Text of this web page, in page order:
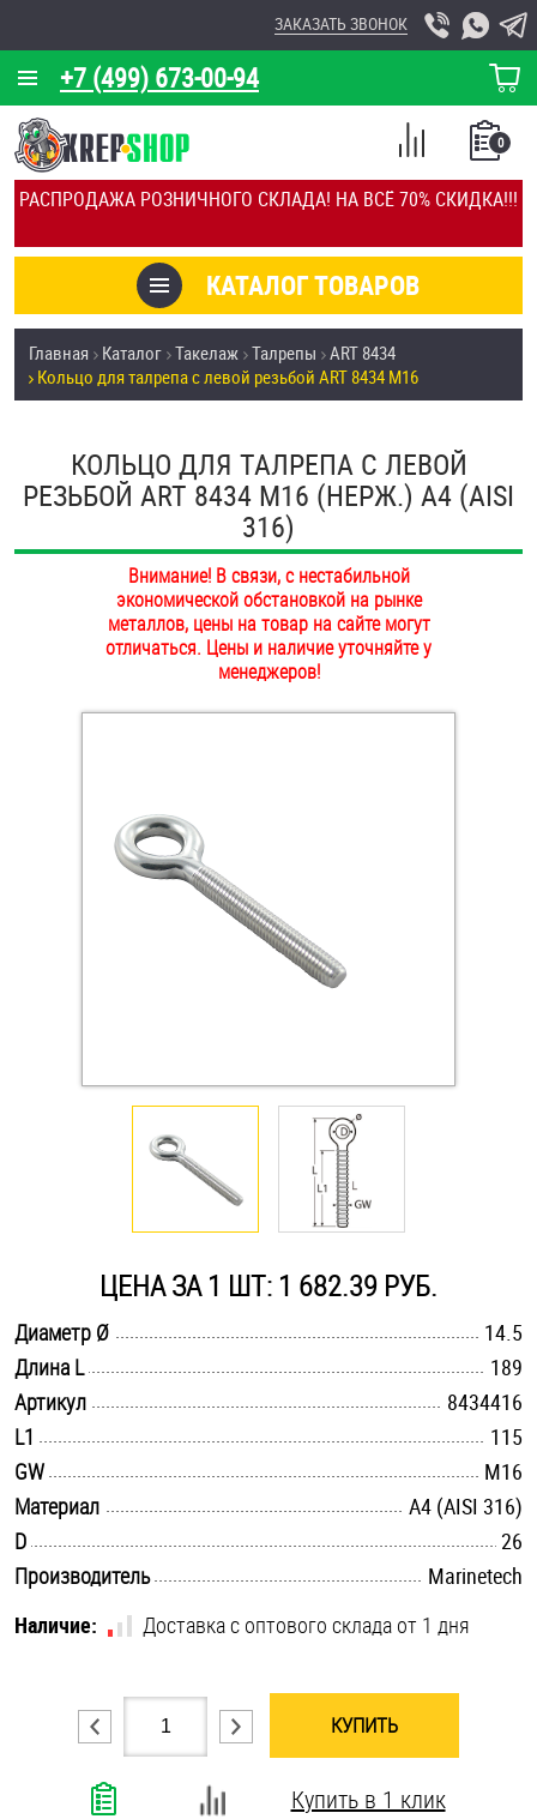
РАСПРОДАЖА РОЗНИЧНОГО СКЛАДА! НА ВСЁ 70% СКИДКА!!!
+7 (499) 673-00-94
ЗАКАЗАТЬ ЗВОНОК
КОРЗИНА
О КОМПАНИИ
КАЛЬКУЛЯТОР
ОТЗЫВЫ
УСЛУГИ
СКИДКИ
ОПТ
ПОКУПАТЕЛЯМ
ОПЛАТА И ДОСТАВКА
НАШИ МАГАЗИНЫ
КАТАЛОГ ТОВАРОВ
0
СПИСОК
СРАВНЕНИЕ
Товары со скидкой
Анкеры
Антивандальный крепёж, инструмент
Заклепки (Гайки-Заклепки)
Крюки, кольца с метрической резьбой
Оснастка и аксессуары для яхт
Стопорные кольца
Такелаж
Хомуты
Шпильки
Шплинты
Штифты и пальцы
Главная Каталог Такелаж Талрепы ART 8434
Кольцо для талрепа с левой резьбой ART 8434 М16
КОЛЬЦО ДЛЯ ТАЛРЕПА С ЛЕВОЙ
РЕЗЬБОЙ ART 8434 М16 (НЕРЖ.) A4 (AISI
316)
Внимание! В связи, с нестабильной
экономической обстановкой на рынке
металлов, цены на товар на сайте могут
отличаться. Цены и наличие уточняйте у
менеджеров!
ЦЕНА ЗА 1 ШТ: 1 682.39 РУБ.
Диаметр Ø
14.5
Длина L
189
Артикул
8434416
L1
115
GW
M16
Материал
A4 (AISI 316)
D
26
Производитель
Marinetech
Наличие:
Доставка с оптового склада от 1 дня
КУПИТЬ
Купить в 1 клик